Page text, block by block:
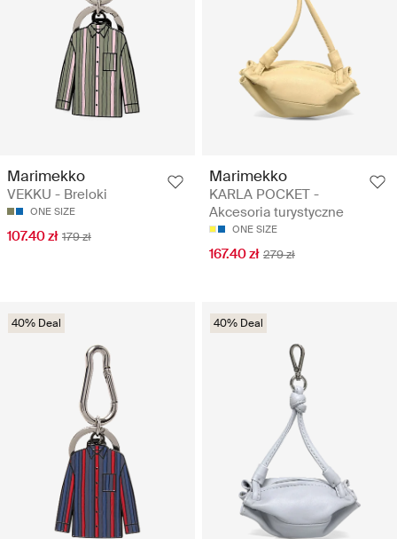
Marimekko
VEKKU - Breloki
ONE SIZE
107.40 zł 179 zł
Marimekko
KARLA POCKET -
Akcesoria turystyczne
ONE SIZE
167.40 zł 279 zł
40% Deal 40% Deal